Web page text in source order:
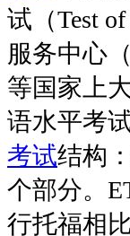
试（Test
服务中心
等国家上
语水平考试
考试结构
个部分。
行托福相